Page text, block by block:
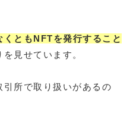
ともNFTを発行すること
見せています。
所で取り扱いがあるの